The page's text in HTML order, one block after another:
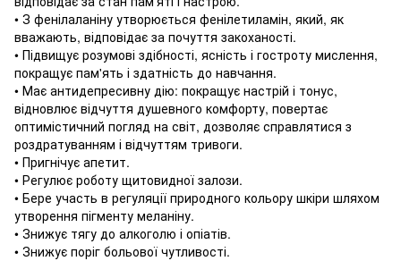
• З фенілаланіну утворюється фенілетиламін, який, як
вважають, відповідає за почуття закоханості.
• Підвищує розумові здібності, ясність і гостроту мислення,
покращує пам'ять і здатність до навчання.
• Має антидепресивну дію: покращує настрій і тонус,
відновлює відчуття душевного комфорту, повертає
оптимістичний погляд на світ, дозволяє справлятися з
роздратуванням і відчуттям тривоги.
• Пригнічує апетит.
• Регулює роботу щитовидної залози.
• Бере участь в регуляції природного кольору шкіри шляхом
утворення пігменту меланіну.
• Знижує тягу до алкоголю і опіатів.
• Знижує поріг больової чутливості.